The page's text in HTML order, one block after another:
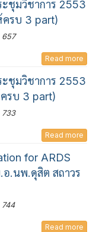
ชุมวิชาการ 2553
รบ 3 part)
Read more
ชุมวิชาการ 2553
รบ 3 part)
Read more
for ARDS
.นพ.ดุสิต สถาวร
Read more